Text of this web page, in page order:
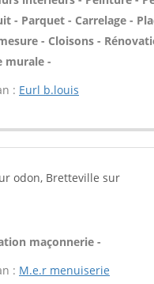
- Parquet - Carrelage -
- Cloisons -
murale -
: Eurl b.louis
odon, Bretteville sur
maçonnerie -
: M.e.r menuiserie